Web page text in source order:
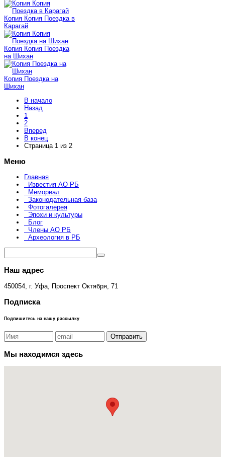
Копия Копия Поездка в
Карагай
Копия Копия Поездка
на Шихан
Копия Поездка на
Шихан
В начало
Назад
1
2
Вперед
В конец
Страница 1 из 2
Меню
Главная
Известия АО РБ
Мемориал
Законодательная база
Фотогалерея
Эпохи и культуры
Блог
Члены АО РБ
Археология в РБ
Наш адрес
450054, г. Уфа, Проспект Октября, 71
Подписка
Подпишитесь на нашу рассылку
Мы находимся здесь